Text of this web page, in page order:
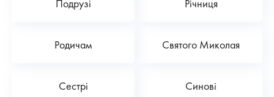
Подрузі Річниця
Родичам Святого Миколая
Сестрі Синові